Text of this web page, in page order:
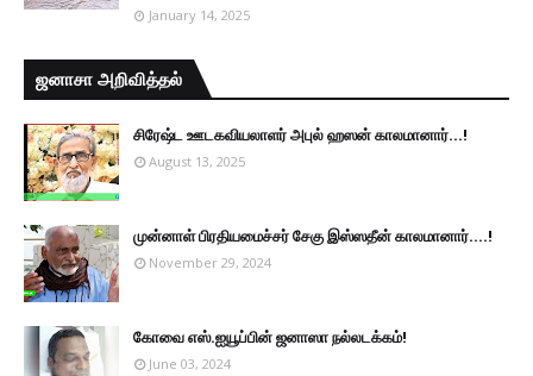
January 14, 2025
ஜனாசா அறிவித்தல்
சிரேஷ்ட ஊடகவியலாளர் அபுல் ஹஸன் காலமானார்...!
August 13, 2025
முன்னாள் பிரதியமைச்சர் சேகு இஸ்ஸதீன் காலமானார்….!
November 29, 2024
கோவை எஸ்.ஐயூப்பின் ஜனாஸா நல்லடக்கம்!
June 03, 2024